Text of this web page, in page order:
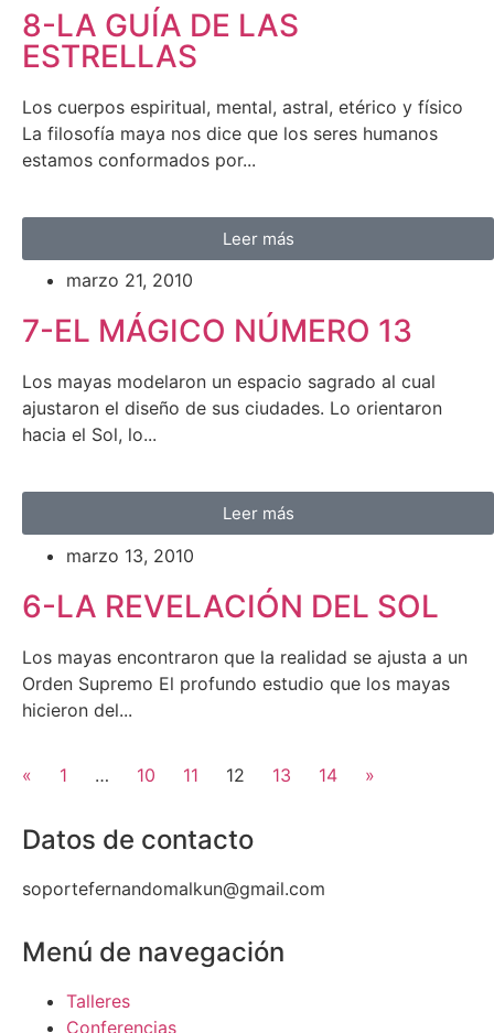
8-LA GUÍA DE LAS
ESTRELLAS
Los cuerpos espiritual, mental, astral, etérico y físico
La filosofía maya nos dice que los seres humanos
estamos conformados por...
marzo 21, 2010
7-EL MÁGICO NÚMERO 13
Los mayas modelaron un espacio sagrado al cual
ajustaron el diseño de sus ciudades. Lo orientaron
hacia el Sol, lo...
Leer más
marzo 13, 2010
6-LA REVELACIÓN DEL SOL
Los mayas encontraron que la realidad se ajusta a un
Orden Supremo El profundo estudio que los mayas
hicieron del...
Leer más
« 1 … 10 11 12 13 14 »
Datos de contacto
soportefernandomalkun@gmail.com
Menú de navegación
Talleres
Conferencias